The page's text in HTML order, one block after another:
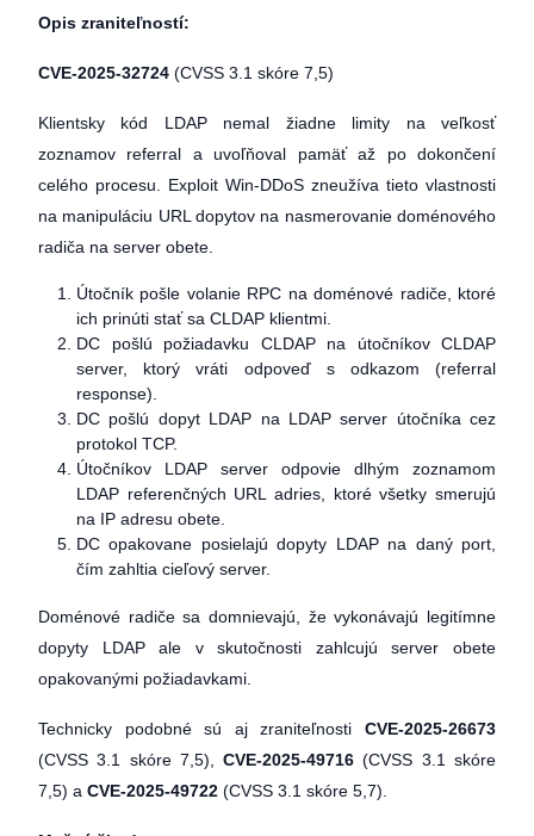
Opis zraniteľností:
CVE-2025-32724 (CVSS 3.1 skóre 7,5)
Klientsky kód LDAP nemal žiadne limity na veľkosť
zoznamov referral a uvoľňoval pamäť až po dokončení
celého procesu. Exploit Win-DDoS zneužíva tieto vlastnosti
na manipuláciu URL dopytov na nasmerovanie doménového
radiča na server obete.
Útočník pošle volanie RPC na doménové radiče, ktoré
ich prinúti stať sa CLDAP klientmi.
DC pošlú požiadavku CLDAP na útočníkov CLDAP
server, ktorý vráti odpoveď s odkazom (referral
response).
DC pošlú dopyt LDAP na LDAP server útočníka cez
protokol TCP.
Útočníkov LDAP server odpovie dlhým zoznamom
LDAP referenčných URL adries, ktoré všetky smerujú
na IP adresu obete.
DC opakovane posielajú dopyty LDAP na daný port,
čím zahltia cieľový server.
Doménové radiče sa domnievajú, že vykonávajú legitímne
dopyty LDAP ale v skutočnosti zahlcujú server obete
opakovanými požiadavkami.
Technicky podobné sú aj zraniteľnosti CVE-2025-26673
(CVSS 3.1 skóre 7,5),CVE-2025-49716 (CVSS 3.1 skóre
7,5) a CVE-2025-49722 (CVSS 3.1 skóre 5,7).